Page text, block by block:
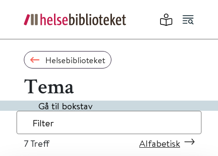
Helsebiblioteket
Tema
Gå til bokstav
Filter
7Treff Alfabetisk